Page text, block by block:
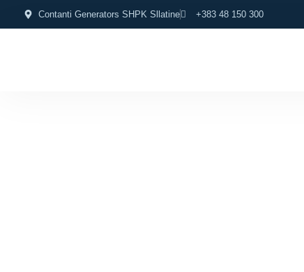
Contanti Generators SHPK Sllatine +383 48 150 300